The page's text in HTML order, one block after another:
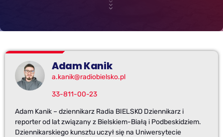
Adam Kanik
a.kanik@radiobielsko.pl
33-811-00-23
Adam Kanik – dziennikarz Radia BIELSKO Dziennikarz i
reporter od lat związany z Bielskiem-Białą i Podbeskidziem.
Dziennikarskiego kunsztu uczył się na Uniwersytecie